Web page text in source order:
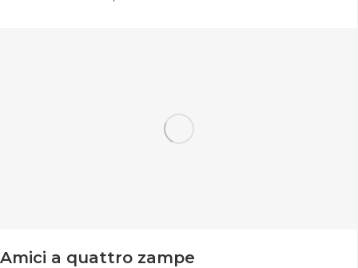
Amici a quattro zampe